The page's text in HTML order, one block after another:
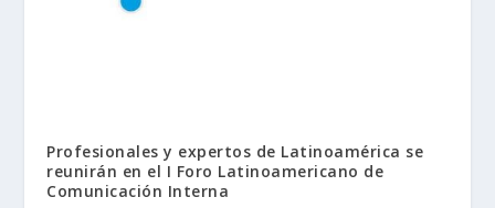
Profesionales y expertos de Latinoamérica se
reunirán en el I Foro Latinoamericano de
Comunicación Interna